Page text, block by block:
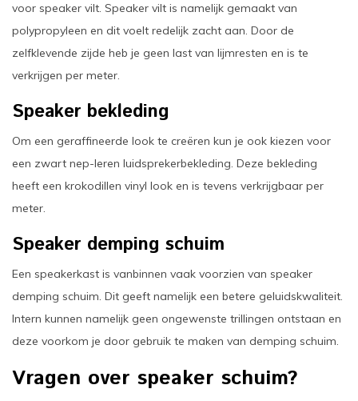
voor speaker vilt. Speaker vilt is namelijk gemaakt van
polypropyleen en dit voelt redelijk zacht aan. Door de
zelfklevende zijde heb je geen last van lijmresten en is te
verkrijgen per meter.
Speaker bekleding
Om een geraffineerde look te creëren kun je ook kiezen voor
een zwart nep-leren luidsprekerbekleding. Deze bekleding
heeft een krokodillen vinyl look en is tevens verkrijgbaar per
meter.
Speaker demping schuim
Een speakerkast is vanbinnen vaak voorzien van speaker
demping schuim. Dit geeft namelijk een betere geluidskwaliteit.
Intern kunnen namelijk geen ongewenste trillingen ontstaan en
deze voorkom je door gebruik te maken van demping schuim.
Vragen over speaker schuim?